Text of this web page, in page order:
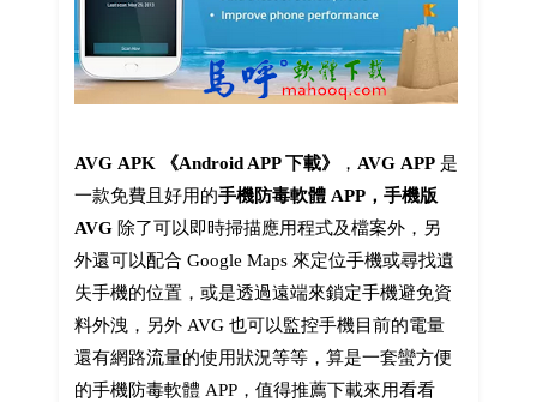
AVG APK 《Android APP 下載》 ， AVG APP是
一款免費且好用的手機防毒軟體 APP，手機版
AVG 除了可以即時掃描應用程式及檔案外，另
外還可以配合 Google Maps 來定位手機或尋找遺
失手機的位置，或是透過遠端來鎖定手機避免資
料外洩，另外 AVG 也可以監控手機目前的電量
還有網路流量的使用狀況等等，算是一套蠻方便
的手機防毒軟體 APP，值得推薦下載來用看看